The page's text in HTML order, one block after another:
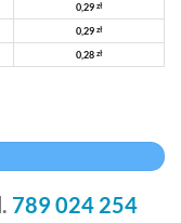
0,29 zł
0,29 zł
0,28 zł
789 024 254